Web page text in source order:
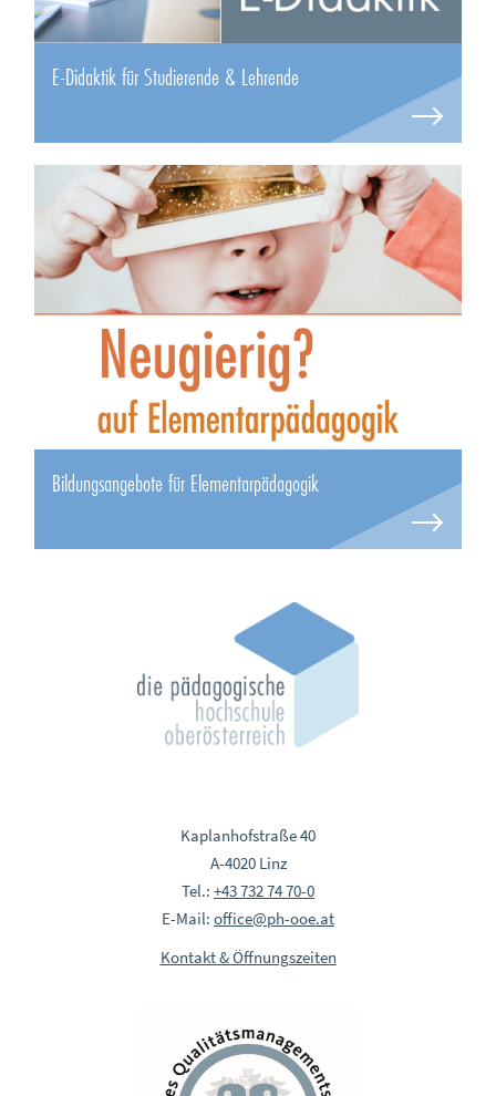
E-Didaktik für Studierende & Lehrende
Bildungsangebote für Elementarpädagogik
Kaplanhofstraße 40
A-4020 Linz
Tel.: +43 732 74 70-0
E-Mail: office@ph-ooe.at
Kontakt & Öffnungszeiten